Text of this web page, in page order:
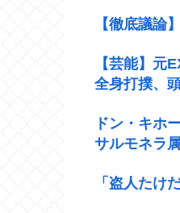
【徹底議論
【芸能】元
全身打撲、
ドン・キホ
サルモネラ
「盗人たけ